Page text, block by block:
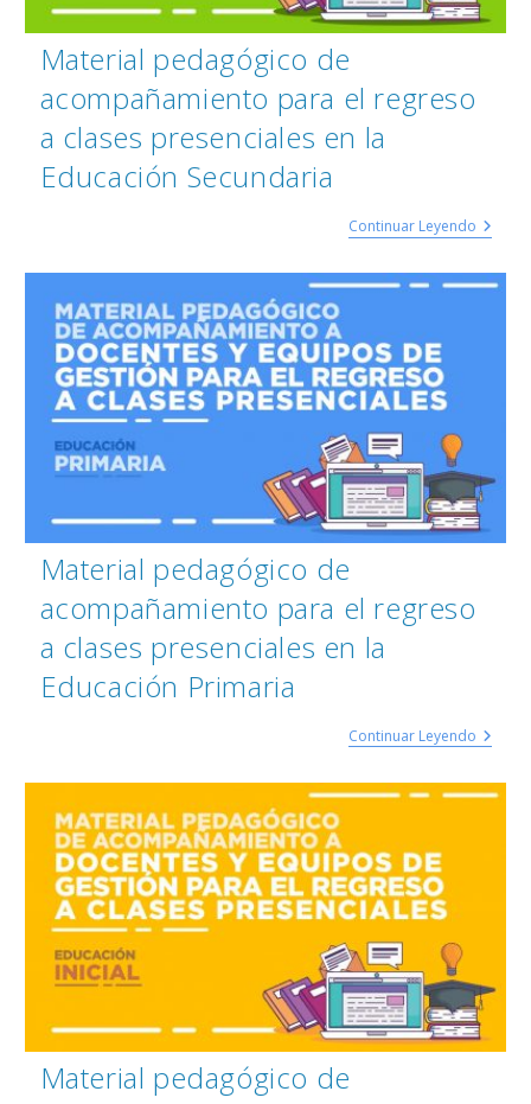
Material pedagógico de
acompañamiento para el regreso
a clases presenciales en la
Educación Secundaria
Continuar Leyendo
Material pedagógico de
acompañamiento para el regreso
a clases presenciales en la
Educación Primaria
Continuar Leyendo
Material pedagógico de